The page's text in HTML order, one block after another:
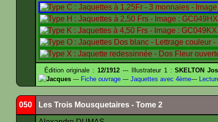
Édition originale :12/1912 --- Illustrateur 1 :SKELTON
Jacques --- Fiche ouvrage --- Jaquettes avec 4ème---
050 Les Trois Mousquetaires - Tome 2